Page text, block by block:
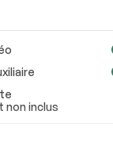
non inclus